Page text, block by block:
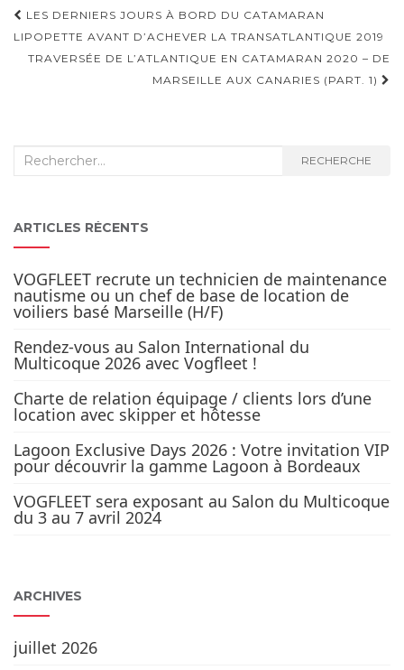
Navigation
d'article
LES DERNIERS JOURS À BORD DU CATAMARAN
LIPOPETTE AVANT D’ACHEVER LA TRANSATLANTIQUE 2019
TRAVERSÉE DE L’ATLANTIQUE EN CATAMARAN 2020 – DE
MARSEILLE AUX CANARIES (PART. 1)
Recherche
RECHERCHE
ARTICLES RÉCENTS
VOGFLEET recrute un technicien de maintenance
nautisme ou un chef de base de location de
voiliers basé Marseille (H/F)
Rendez-vous au Salon International du
Multicoque 2026 avec Vogfleet !
Charte de relation équipage / clients lors d’une
location avec skipper et hôtesse
Lagoon Exclusive Days 2026 : Votre invitation VIP
pour découvrir la gamme Lagoon à Bordeaux
VOGFLEET sera exposant au Salon du Multicoque
du 3 au 7 avril 2024
ARCHIVES
juillet 2026